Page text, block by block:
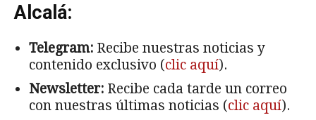
Alcalá:
Telegram: Recibe nuestras noticias y
contenido exclusivo (clic aquí).
Newsletter: Recibe cada tarde un correo
con nuestras últimas noticias (clic aquí).